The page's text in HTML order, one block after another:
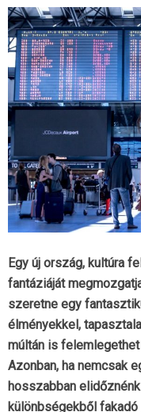
Egy új ország, kultúra
fantáziáját
szeretne egy
élményekkel,
múltán is
Azonban, ha nemcsak
hosszabban
különbségekből